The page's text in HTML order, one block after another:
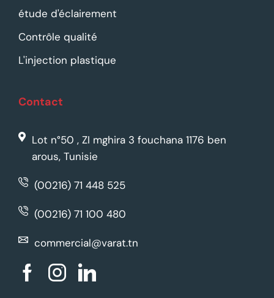
étude d'éclairement
Contrôle qualité
L'injection plastique
Contact
Lot n°50 , ZI mghira 3 fouchana 1176 ben
arous, Tunisie
(00216) 71 448 525
(00216) 71 100 480
commercial@varat.tn